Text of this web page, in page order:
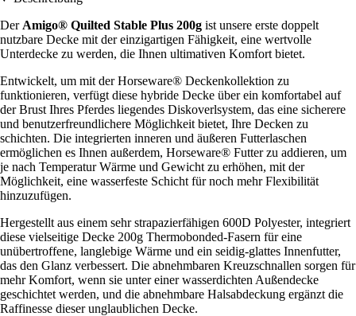
Der Amigo® Quilted Stable Plus 200g ist unsere erste doppelt
nutzbare Decke mit der einzigartigen Fähigkeit, eine wertvolle
Unterdecke zu werden, die Ihnen ultimativen Komfort bietet.
Entwickelt, um mit der Horseware® Deckenkollektion zu
funktionieren, verfügt diese hybride Decke über ein komfortabel auf
der Brust Ihres Pferdes liegendes Diskoverlsystem, das eine sicherere
und benutzerfreundlichere Möglichkeit bietet, Ihre Decken zu
schichten. Die integrierten inneren und äußeren Futterlaschen
ermöglichen es Ihnen außerdem, Horseware® Futter zu addieren, um
je nach Temperatur Wärme und Gewicht zu erhöhen, mit der
Möglichkeit, eine wasserfeste Schicht für noch mehr Flexibilität
hinzuzufügen.
Hergestellt aus einem sehr strapazierfähigen 600D Polyester, integriert
diese vielseitige Decke 200g Thermobonded-Fasern für eine
unübertroffene, langlebige Wärme und ein seidig-glattes Innenfutter,
das den Glanz verbessert. Die abnehmbaren Kreuzschnallen sorgen für
mehr Komfort, wenn sie unter einer wasserdichten Außendecke
geschichtet werden, und die abnehmbare Halsabdeckung ergänzt die
Raffinesse dieser unglaublichen Decke.